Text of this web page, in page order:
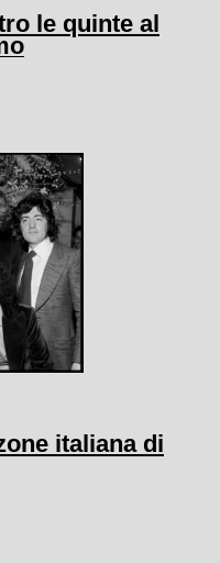
le quinte al
italiana di